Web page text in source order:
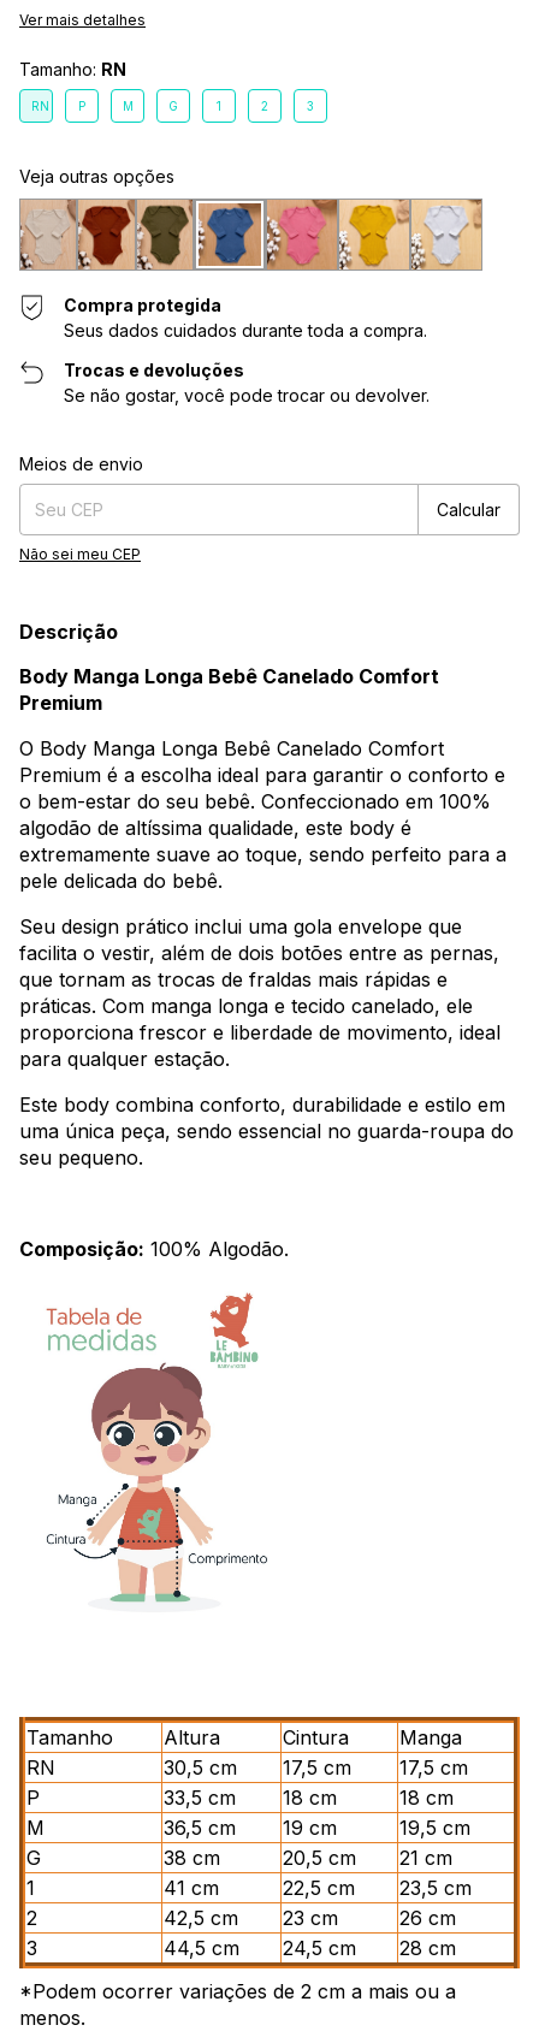
Ver mais detalhes
Tamanho: RN
RN P M G 1 2 3
Veja outras opções
Compra protegida
Seus dados cuidados durante toda a compra.
Trocas e devoluções
Se não gostar, você pode trocar ou devolver.
Entregas para o CEP:
Meios de envio
Calcular
Não sei meu CEP
Descrição
Body Manga Longa Bebê Canelado Comfort
Premium
O Body Manga Longa Bebê Canelado Comfort
Premium é a escolha ideal para garantir o conforto e
o bem-estar do seu bebê. Confeccionado em 100%
algodão de altíssima qualidade, este body é
extremamente suave ao toque, sendo perfeito para a
pele delicada do bebê.
Seu design prático inclui uma gola envelope que
facilita o vestir, além de dois botões entre as pernas,
que tornam as trocas de fraldas mais rápidas e
práticas. Com manga longa e tecido canelado, ele
proporciona frescor e liberdade de movimento, ideal
para qualquer estação.
Este body combina conforto, durabilidade e estilo em
uma única peça, sendo essencial no guarda-roupa do
seu pequeno.
Composição: 100% Algodão.
Tamanho Altura Cintura
Manga
RN
30,5 cm 17,5 cm
17,5 cm
P
33,5 cm 18 cm
18 cm
M
36,5 cm 19 cm
19,5 cm
G
38 cm 20,5 cm
21 cm
1
41 cm 22,5 cm
23,5 cm
2
42,5 cm 23 cm
26 cm
3
44,5 cm 24,5 cm
28 cm
*Podem ocorrer variações de 2 cm a mais ou a
menos.